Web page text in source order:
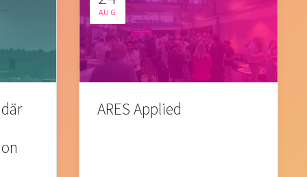
AUG
ARES Applied